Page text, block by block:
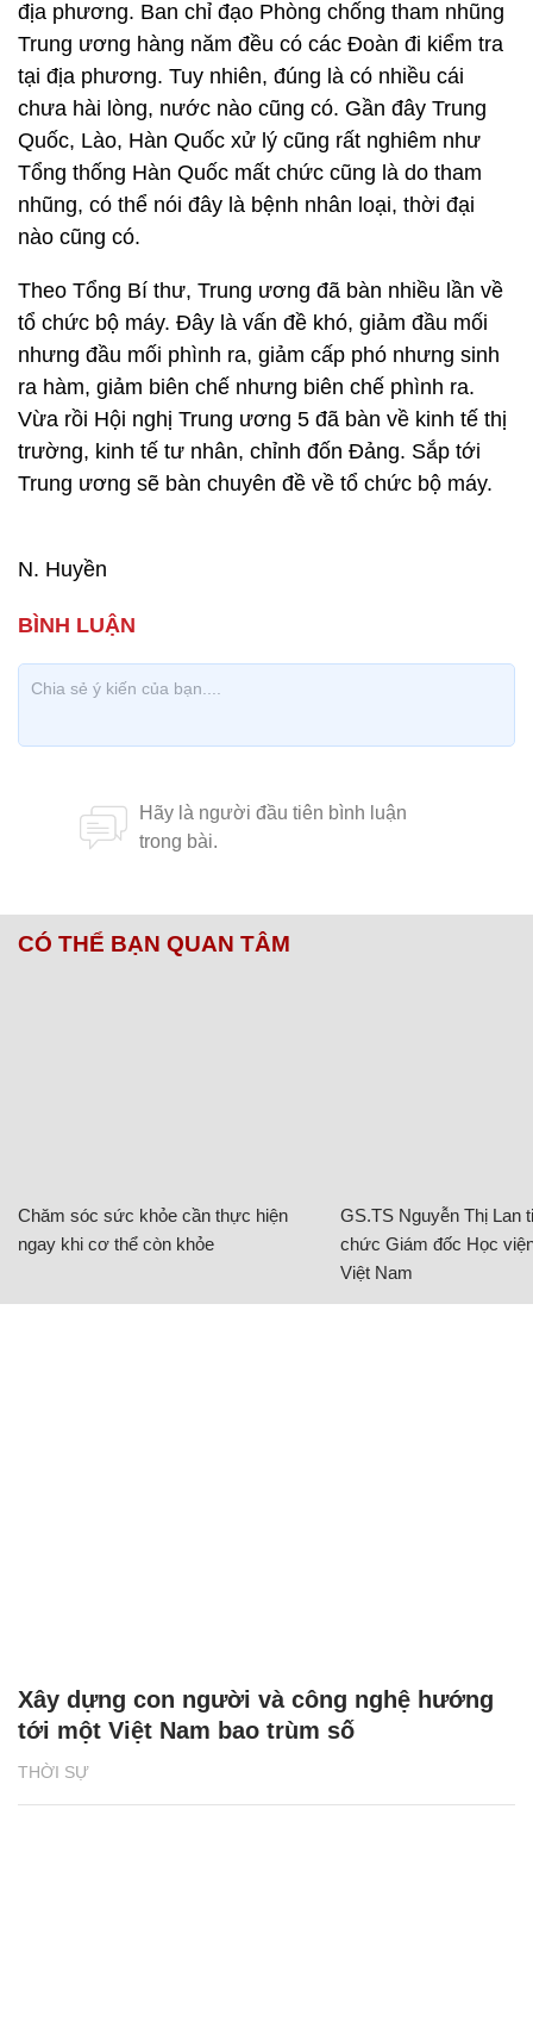
địa phương. Ban chỉ đạo Phòng chống tham nhũng
Trung ương hàng năm đều có các Đoàn đi kiểm tra
tại địa phương. Tuy nhiên, đúng là có nhiều cái
chưa hài lòng, nước nào cũng có. Gần đây Trung
Quốc, Lào, Hàn Quốc xử lý cũng rất nghiêm như
Tổng thống Hàn Quốc mất chức cũng là do tham
nhũng, có thể nói đây là bệnh nhân loại, thời đại
nào cũng có.
Theo Tổng Bí thư, Trung ương đã bàn nhiều lần về
tổ chức bộ máy. Đây là vấn đề khó, giảm đầu mối
nhưng đầu mối phình ra, giảm cấp phó nhưng sinh
ra hàm, giảm biên chế nhưng biên chế phình ra.
Vừa rồi Hội nghị Trung ương 5 đã bàn về kinh tế thị
trường, kinh tế tư nhân, chỉnh đốn Đảng. Sắp tới
Trung ương sẽ bàn chuyên đề về tổ chức bộ máy.
N. Huyền
CÓ THỂ BẠN QUAN TÂM
Chăm sóc sức khỏe cần thực hiện
ngay khi cơ thể còn khỏe
GS.TS Nguyễn Thị Lan
chức Giám đốc Học
Việt Nam
THỜI SỰ
Xây dựng con người và công nghệ hướng
tới một Việt Nam bao trùm số